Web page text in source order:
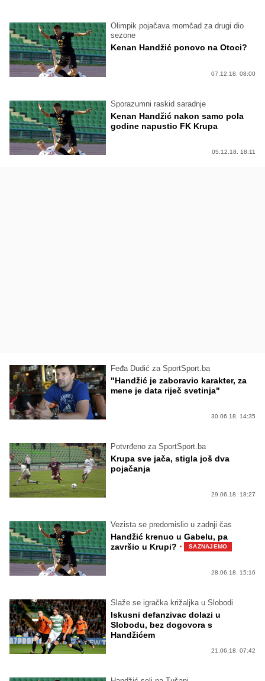
Olimpik pojačava momčad za drugi dio
sezone
Kenan Handžić ponovo na Otoci?
07.12.18. 08:00
Sporazumni raskid saradnje
Kenan Handžić nakon samo pola
godine napustio FK Krupa
05.12.18. 18:11
Feđa Dudić za SportSport.ba
"Handžić je zaboravio karakter, za
mene je data riječ svetinja"
30.06.18. 14:35
Potvrđeno za SportSport.ba
Krupa sve jača, stigla još dva
pojačanja
29.06.18. 18:27
Vezista se predomislio u zadnji čas
Handžić krenuo u Gabelu, pa
završio u Krupi? · SAZNAJEMO
28.06.18. 15:16
Slaže se igračka križaljka u Slobodi
Iskusni defanzivac dolazi u
Slobodu, bez dogovora s
Handžićem
21.06.18. 07:42